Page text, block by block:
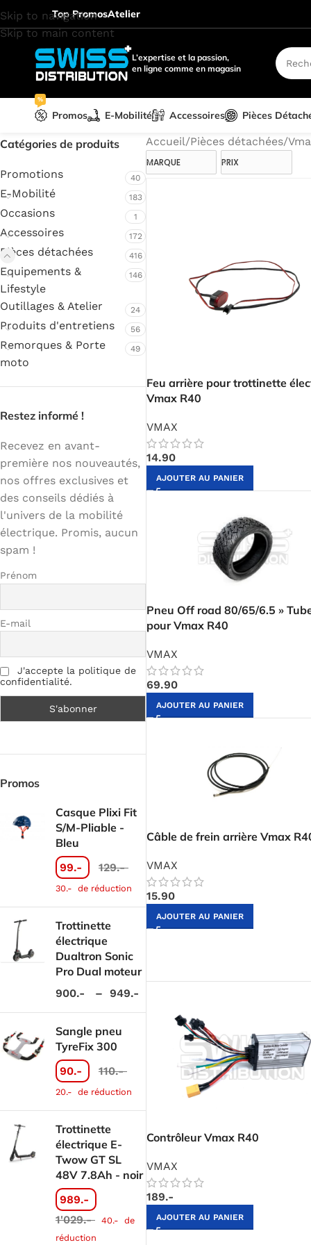
Skip to navigation
Skip to main content
Top PromosAtelier
L’expertise et la passion,
en ligne comme en magasin
Promos
%
E-Mobilité Accessoires Pièces
Catégories de produits
Promotions 40
E-Mobilité 183
Occasions 1
Accessoires 172
Pièces détachées 416
Equipements &
Lifestyle
146
Outillages & Atelier 24
Produits d'entretiens 56
Remorques & Porte
moto
49
Restez informé !
Recevez en avant-
première nos nouveautés,
nos offres exclusives et
des conseils dédiés à
l'univers de la mobilité
électrique. Promis, aucun
spam !
Prénom
E-mail
J'accepte la politique de
confidentialité.
Promos
Casque Plixi Fit
S/M-Pliable -
Bleu
99.- 129.-
30.- de réduction
Trottinette
électrique
Dualtron Sonic
Pro Dual moteur
900.- – 949.-
Sangle pneu
TyreFix 300
90.- 110.-
20.- de réduction
Trottinette
électrique E-
Twow GT SL
48V 7.8Ah - noir
989.-
1'029.- 40.- de
réduction
Accueil/Pièces détachées/
MARQUE PRIX
Feu arrière pour trottinette
Vmax R40
VMAX
14.90
AJOUTER AU PANIER
Pneu Off road 80/65/6.5 »
pour Vmax R40
VMAX
69.90
AJOUTER AU PANIER
Câble de frein arrière Vmax
VMAX
15.90
AJOUTER AU PANIER
Contrôleur Vmax R40
VMAX
189.-
AJOUTER AU PANIER